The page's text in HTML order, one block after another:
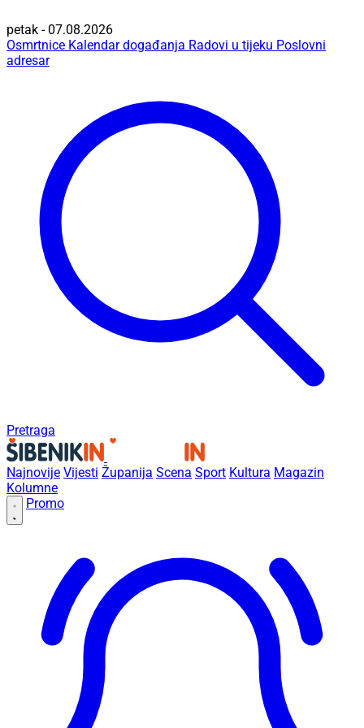
petak - 07.08.2026
Osmrtnice Kalendar događanja Radovi u tijeku Poslovni
adresar
Pretraga
Najnovije Vijesti Županija Scena Sport Kultura Magazin
Kolumne
Promo